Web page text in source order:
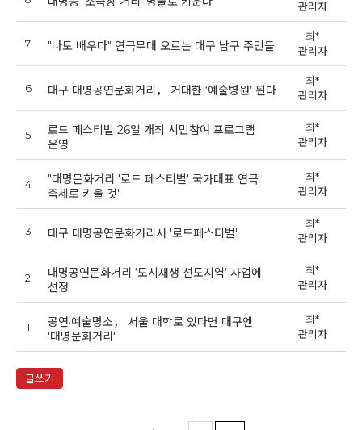
관리자
7 "나도 배우다" 연극무대 오르는 대구 남구 주민들
최*
관리자
6 대구 대명공연문화거리， 거대한 ‘예술병원’ 된다
최*
관리자
5
로드 페스티벌 26일 개최 시민참여 프로그램
운영
최*
관리자
4
"대명문화거리 '로드 페스티벌' 국가대표 연극
축제로 키울 것"
최*
관리자
3 대구 대명공연문화거리서 '로드페스티벌'
최*
관리자
2
대명공연문화거리 ‘도시재생 선도지역’ 사업에
선정
최*
관리자
1
공연·예술명소， 서울 대학로 있다면 대구엔
'대명문화거리'
최*
관리자
글쓰기